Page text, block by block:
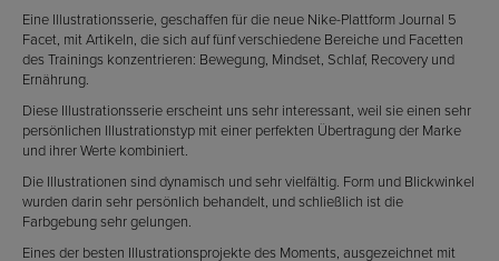
Eine Illustrationsserie, geschaffen für die neue Nike-Plattform Journal 5
Facet, mit Artikeln, die sich auf fünf verschiedene Bereiche und Facetten
des Trainings konzentrieren: Bewegung, Mindset, Schlaf, Recovery und
Ernährung.
Diese Illustrationsserie erscheint uns sehr interessant, weil sie einen sehr
persönlichen Illustrationstyp mit einer perfekten Übertragung der Marke
und ihrer Werte kombiniert.
Die Illustrationen sind dynamisch und sehr vielfältig. Form und Blickwinkel
wurden darin sehr persönlich behandelt, und schließlich ist die
Farbgebung sehr gelungen.
Eines der besten Illustrationsprojekte des Moments, ausgezeichnet mit